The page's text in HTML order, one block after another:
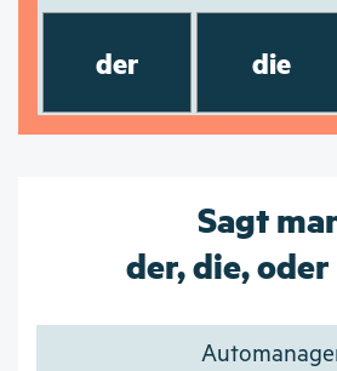
der die
Sagt
der, die, oder